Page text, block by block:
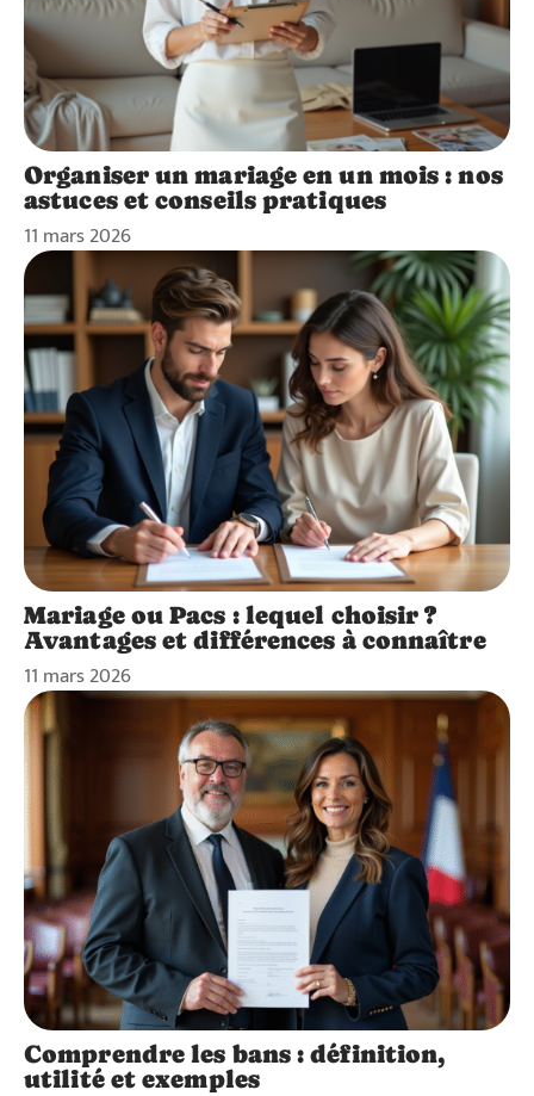
Organiser un mariage en un mois : nos
astuces et conseils pratiques
11 mars 2026
Mariage ou Pacs : lequel choisir ?
Avantages et différences à connaître
11 mars 2026
Comprendre les bans : définition,
utilité et exemples